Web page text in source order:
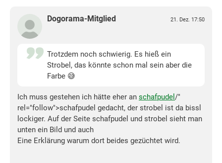
Dogorama-Mitglied 21. Dez. 17:50
Trotzdem noch schwierig. Es hieß ein
Strobel, das könnte schon mal sein aber die
Farbe 😅
Ich muss gestehen ich hätte eher an schafpudel /"
rel="follow">schafpudel gedacht, der strobel ist da bissl
lockiger. Auf der Seite schafpudel und strobel sieht man
unten ein Bild und auch
Eine Erklärung warum dort beides gezüchtet wird.